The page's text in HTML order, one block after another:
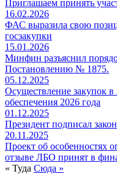
Приглашаем принять
16.02.2026
ФАС выразила свою
госзакупки
15.01.2026
Минфин разъяснил
Постановлению № 1875.
05.12.2025
Осуществление закупок в
обеспечения 2026 года
01.12.2025
Президент подписал
20.11.2025
Проект об особенностях
отзыве ЛБО принят в
« Туда Сюда »